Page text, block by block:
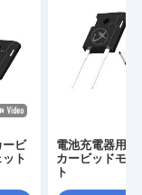
ービ
ト
電池充電器用シ
カービッドモス
ト